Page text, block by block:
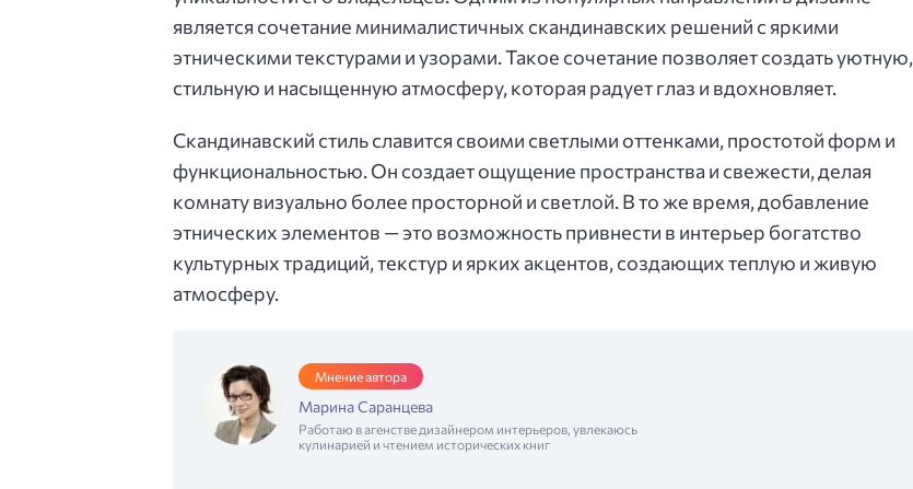
является сочетание минималистичных скандинавских решений с яркими
этническими текстурами и узорами. Такое сочетание позволяет создать уютную,
стильную и насыщенную атмосферу, которая радует глаз и вдохновляет.
Скандинавский стиль славится своими светлыми оттенками, простотой форм и
функциональностью. Он создает ощущение пространства и свежести, делая
комнату визуально более просторной и светлой. В то же время, добавление
этнических элементов — это возможность привнести в интерьер богатство
культурных традиций, текстур и ярких акцентов, создающих теплую и живую
атмосферу.
Мнение автора
Марина Саранцева
Работаю в агенстве дизайнером интерьеров, увлекаюсь
кулинарией и чтением исторических книг